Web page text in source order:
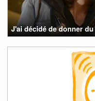
J'ai décidé de donner